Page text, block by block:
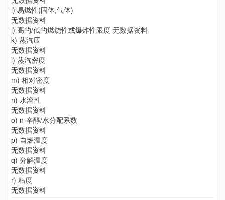
i) 易燃性(固体,气体)
无数据资料
j) 高的/低的燃烧性或爆炸性限度 无数据资料
k) 蒸汽压
无数据资料
l) 蒸汽密度
无数据资料
m) 相对密度
无数据资料
n) 水溶性
无数据资料
o) n-辛醇/水分配系数
无数据资料
p) 自燃温度
无数据资料
q) 分解温度
无数据资料
r) 粘度
无数据资料